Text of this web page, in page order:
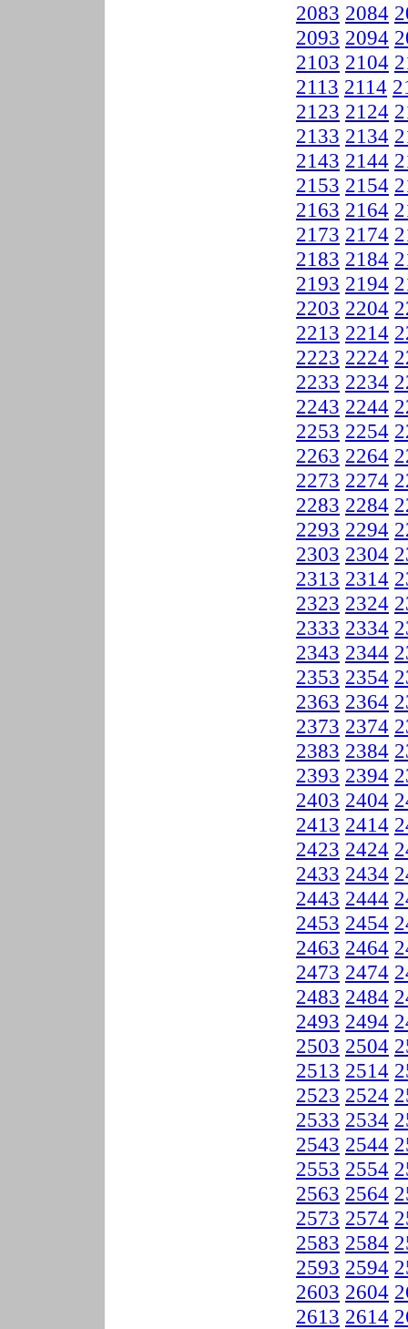
2083 2084
2093 2094
2103 2104
2113 2114
2123 2124
2133 2134
2143 2144
2153 2154
2163 2164
2173 2174
2183 2184
2193 2194
2203 2204
2213 2214
2223 2224
2233 2234
2243 2244
2253 2254
2263 2264
2273 2274
2283 2284
2293 2294
2303 2304
2313 2314
2323 2324
2333 2334
2343 2344
2353 2354
2363 2364
2373 2374
2383 2384
2393 2394
2403 2404
2413 2414
2423 2424
2433 2434
2443 2444
2453 2454
2463 2464
2473 2474
2483 2484
2493 2494
2503 2504
2513 2514
2523 2524
2533 2534
2543 2544
2553 2554
2563 2564
2573 2574
2583 2584
2593 2594
2603 2604
2613 2614